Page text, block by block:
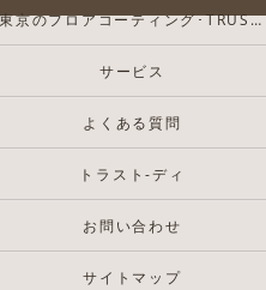
東京のフロアコーティング･TRUST-Dの評判
サービス
よくある質問
トラスト-ディ
お問い合わせ
サイトマップ